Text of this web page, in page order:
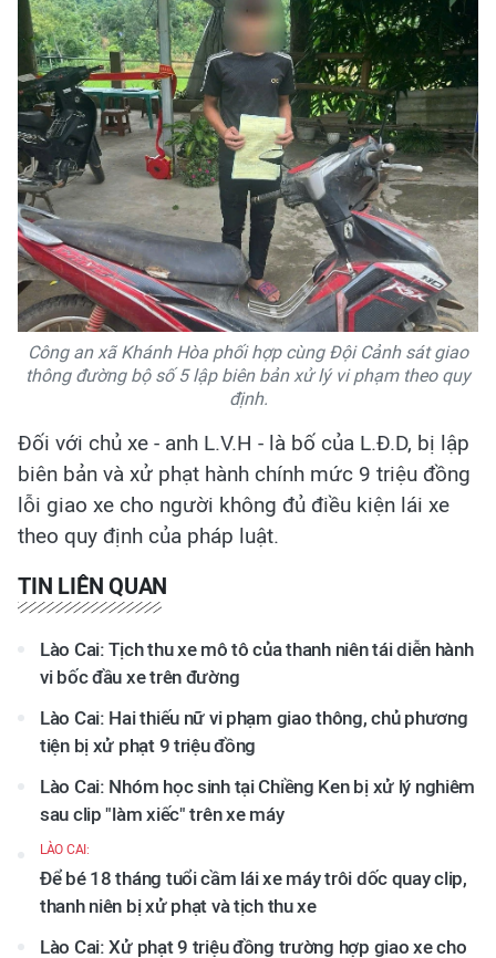
Công an xã Khánh Hòa phối hợp cùng Đội Cảnh sát giao
thông đường bộ số 5 lập biên bản xử lý vi phạm theo quy
định.
Đối với chủ xe - anh L.V.H - là bố của L.Đ.D, bị lập
biên bản và xử phạt hành chính mức 9 triệu đồng
lỗi giao xe cho người không đủ điều kiện lái xe
theo quy định của pháp luật.
TIN LIÊN QUAN
Lào Cai: Tịch thu xe mô tô của thanh niên tái diễn hành
vi bốc đầu xe trên đường
Lào Cai: Hai thiếu nữ vi phạm giao thông, chủ phương
tiện bị xử phạt 9 triệu đồng
Lào Cai: Nhóm học sinh tại Chiềng Ken bị xử lý nghiêm
sau clip "làm xiếc" trên xe máy
LÀO CAI:
Để bé 18 tháng tuổi cầm lái xe máy trôi dốc quay clip,
thanh niên bị xử phạt và tịch thu xe
Lào Cai: Xử phạt 9 triệu đồng trường hợp giao xe cho